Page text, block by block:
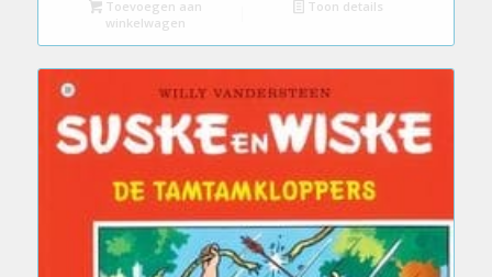
Toevoegen aan
winkelwagen
Toon details